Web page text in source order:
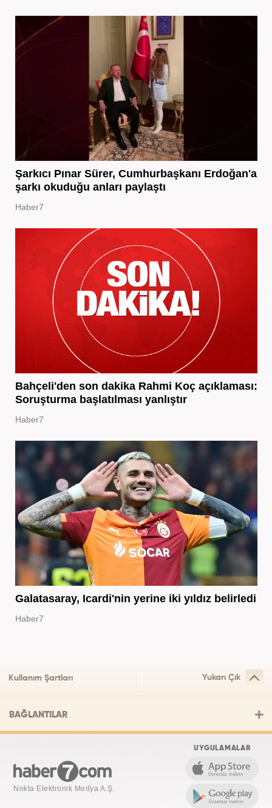
Şarkıcı Pınar Sürer, Cumhurbaşkanı Erdoğan'a
şarkı okuduğu anları paylaştı
Haber7
Bahçeli'den son dakika Rahmi Koç açıklaması:
Soruşturma başlatılması yanlıştır
Haber7
Galatasaray, Icardi'nin yerine iki yıldız belirledi
Haber7
Kullanım Şartları Yukarı Çık
BAĞLANTILAR
Nokta Elektronik Medya A.Ş.
UYGULAMALAR